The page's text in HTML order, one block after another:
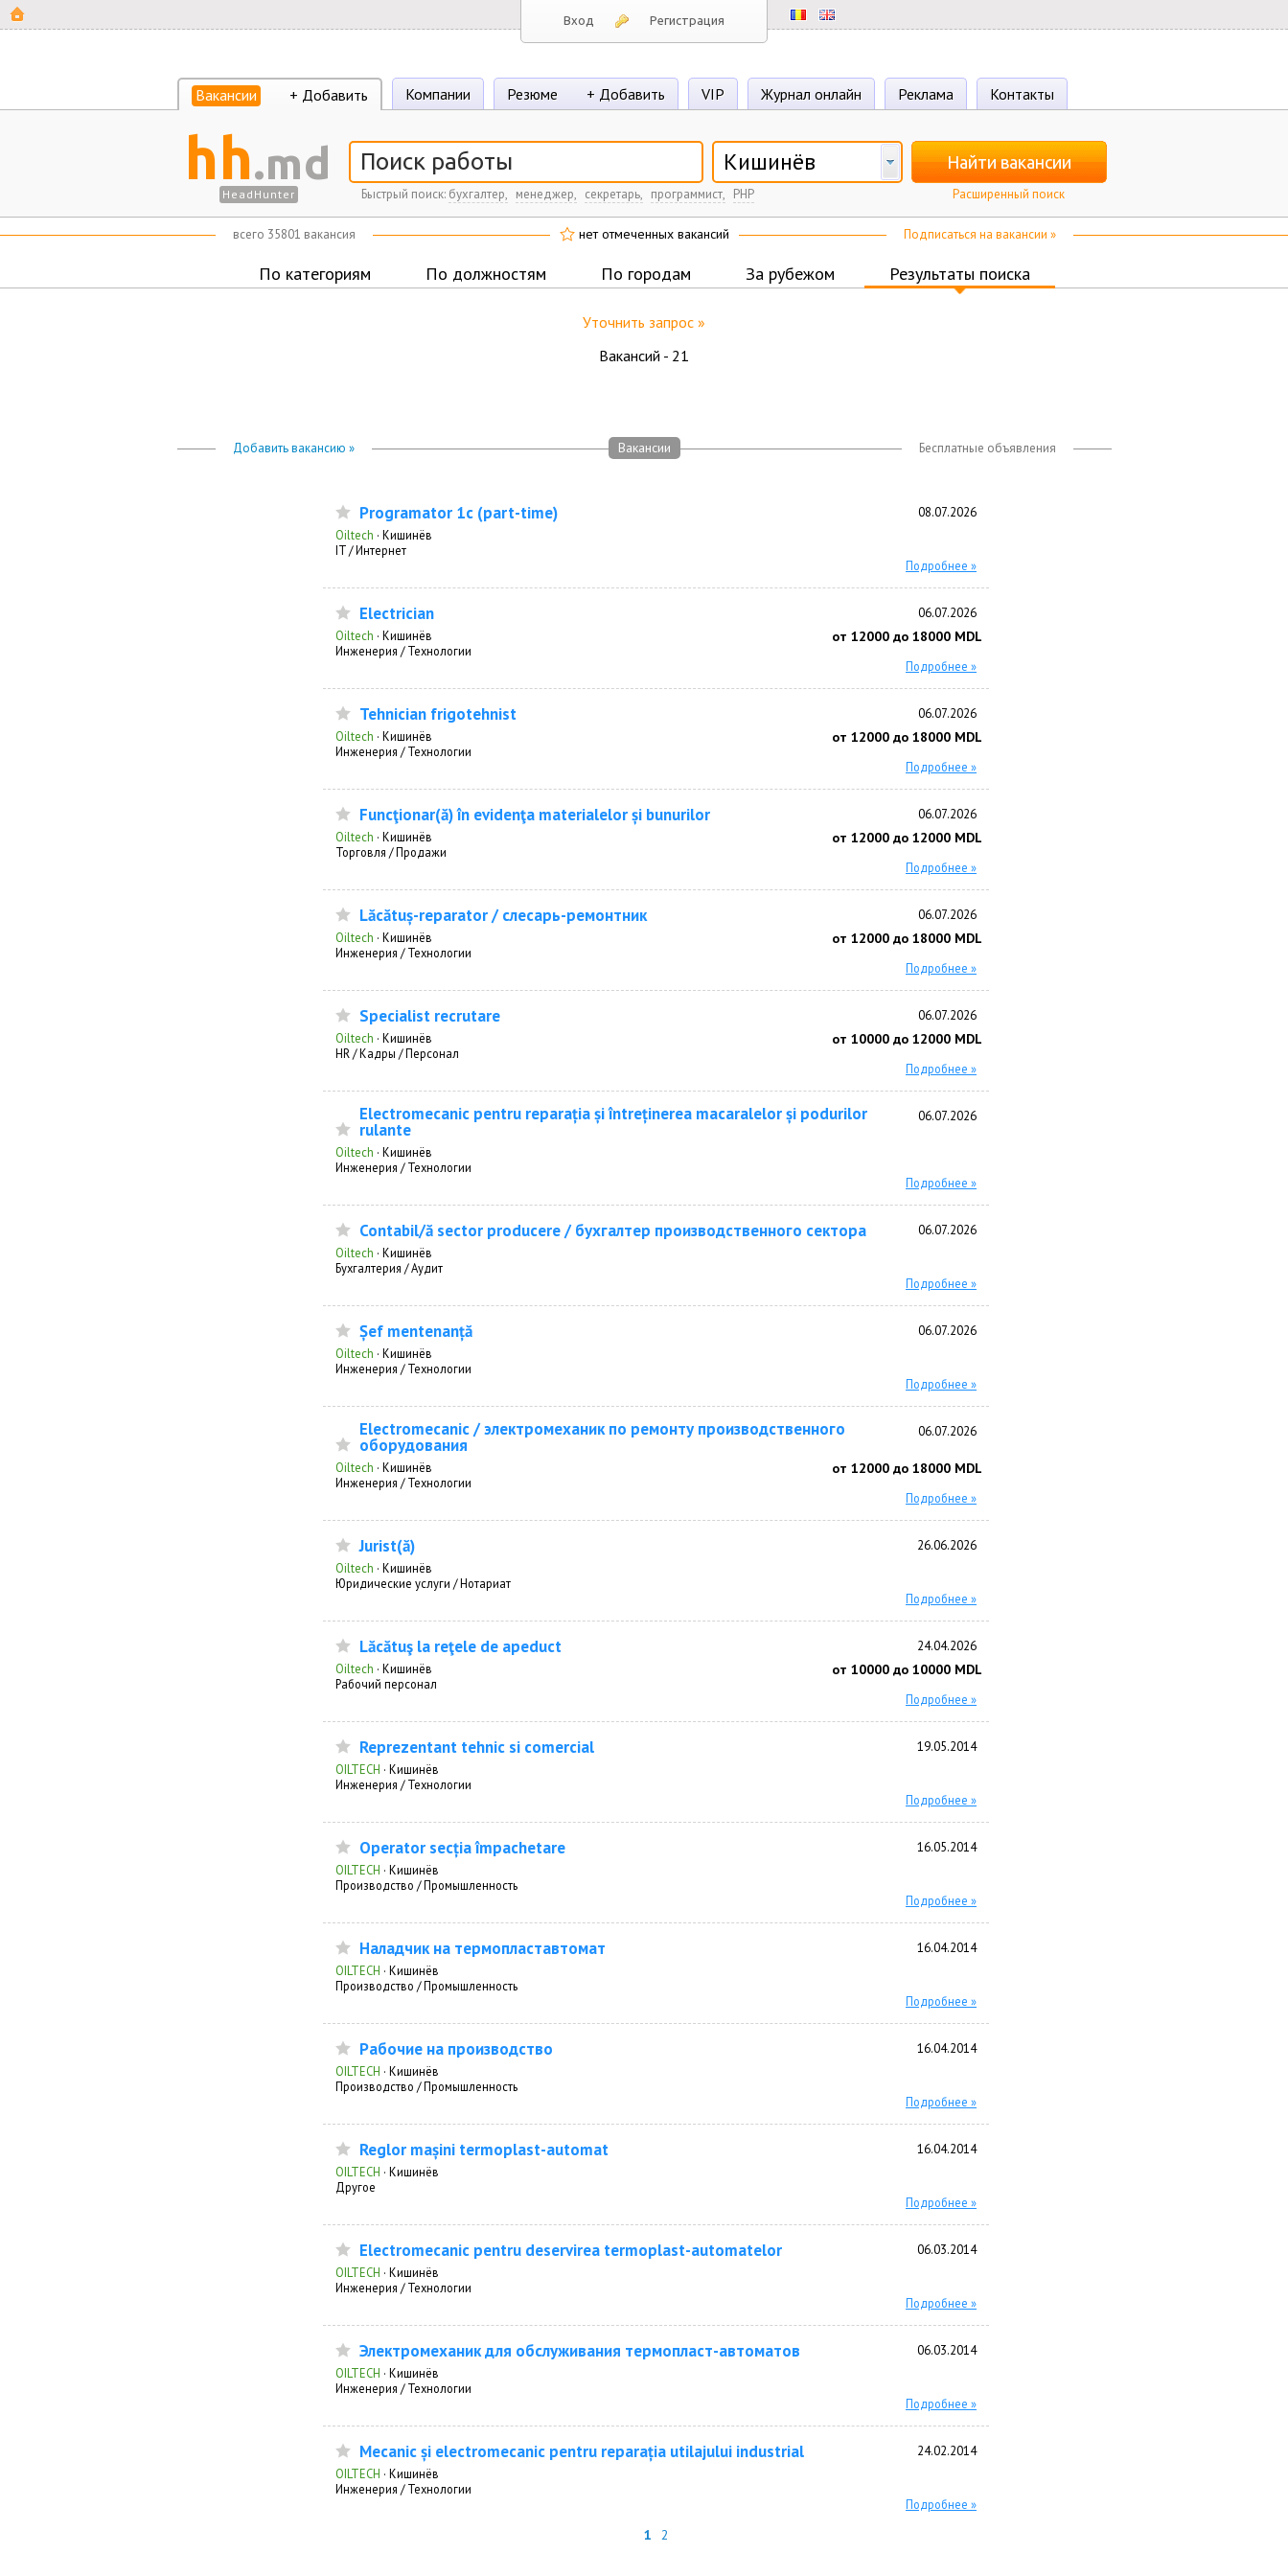
Вход Регистрация
Вакансии + Добавить Компании Резюме + Добавить VIP Журнал онлайн Реклама Контакты
hh.md
HeadHunter
Кишинёв Найти вакансии
Быстрый поиск: бухгалтер, менеджер, секретарь, программист, PHP Расширенный поиск
всего 35801 вакансия Подписаться на вакансии »
нет отмеченных вакансий
По категориям По должностям По городам За рубежом Результаты поиска
Уточнить запрос »
Вакансий - 21
Добавить вакансию » Бесплатные объявления
Вакансии
Programator 1c (part-time) 08.07.2026
Oiltech · Кишинёв
IT / Интернет
Подробнее »
Electrician 06.07.2026
Oiltech · Кишинёв от 12000 до 18000 MDL
Инженерия / Технологии
Подробнее »
Tehnician frigotehnist 06.07.2026
Oiltech · Кишинёв от 12000 до 18000 MDL
Инженерия / Технологии
Подробнее »
Funcţionar(ă) în evidenţa materialelor și bunurilor 06.07.2026
Oiltech · Кишинёв от 12000 до 12000 MDL
Торговля / Продажи
Подробнее »
Lăcătuș-reparator / cлесарь-ремонтник 06.07.2026
Oiltech · Кишинёв от 12000 до 18000 MDL
Инженерия / Технологии
Подробнее »
Specialist recrutare 06.07.2026
Oiltech · Кишинёв от 10000 до 12000 MDL
HR / Кадры / Персонал
Подробнее »
Electromecanic pentru reparația și întreținerea macaralelor și podurilor
rulante
06.07.2026
Oiltech · Кишинёв
Инженерия / Технологии
Подробнее »
Contabil/ă sector producere / бухгалтер производственного сектора 06.07.2026
Oiltech · Кишинёв
Бухгалтерия / Аудит
Подробнее »
Șef mentenanță 06.07.2026
Oiltech · Кишинёв
Инженерия / Технологии
Подробнее »
Electromecanic / электромеханик по ремонту производственного
оборудования
06.07.2026
Oiltech · Кишинёв от 12000 до 18000 MDL
Инженерия / Технологии
Подробнее »
Jurist(ă) 26.06.2026
Oiltech · Кишинёв
Юридические услуги / Нотариат
Подробнее »
Lăcătuş la reţele de apeduct 24.04.2026
Oiltech · Кишинёв от 10000 до 10000 MDL
Рабочий персонал
Подробнее »
Reprezentant tehnic si comercial 19.05.2014
OILTECH · Кишинёв
Инженерия / Технологии
Подробнее »
Operator secția împachetare 16.05.2014
OILTECH · Кишинёв
Производство / Промышленность
Подробнее »
Наладчик на термопластавтомат 16.04.2014
OILTECH · Кишинёв
Производство / Промышленность
Подробнее »
Рабочие на производство 16.04.2014
OILTECH · Кишинёв
Производство / Промышленность
Подробнее »
Reglor mașini termoplast-automat 16.04.2014
OILTECH · Кишинёв
Другое
Подробнее »
Electromecanic pentru deservirea termoplast-automatelor 06.03.2014
OILTECH · Кишинёв
Инженерия / Технологии
Подробнее »
Электромеханик для обслуживания термопласт-автоматов 06.03.2014
OILTECH · Кишинёв
Инженерия / Технологии
Подробнее »
Mecanic și electromecanic pentru reparația utilajului industrial 24.02.2014
OILTECH · Кишинёв
Инженерия / Технологии
Подробнее »
1 2